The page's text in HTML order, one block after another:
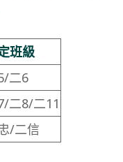
班級
二6
二8/二11
/二信